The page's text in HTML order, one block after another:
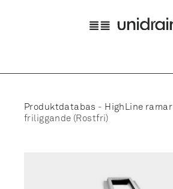
Produktdatabas - HighLine ramar
friliggande (Rostfri)